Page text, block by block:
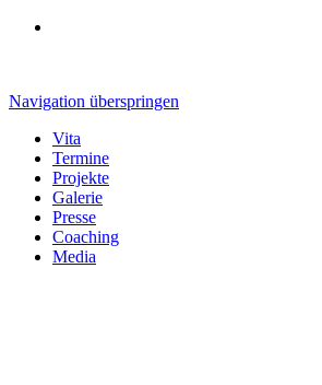
Navigation überspringen
Vita
Termine
Projekte
Galerie
Presse
Coaching
Media